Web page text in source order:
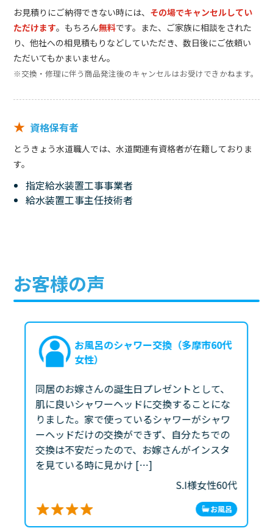
お見積りにご納得できない時には、 その場でキャンセルしてい
ただけます。もちろん無料です。また、ご家族に相談をされた
り、他社への相見積もりなどしていただき、数日後にご依頼い
ただいてもかまいません。
※交換・修理に伴う商品発注後のキャンセルはお受けできかねます。
★ 資格保有者
とうきょう水道職人では、水道関連有資格者が在籍しておりま
す。
指定給水装置工事事業者
給水装置工事主任技術者
お客様の声
お風呂のシャワー交換（多摩市60代
女性）
同居のお嫁さんの誕生日プレゼントとして、
肌に良いシャワーヘッドに交換することにな
りました。家で使っているシャワーがシャワ
ーヘッドだけの交換ができず、自分たちでの
交換は不安だったので、お嫁さんがインスタ
を見ている時に見かけ […]
S.I様女性60代
お風呂